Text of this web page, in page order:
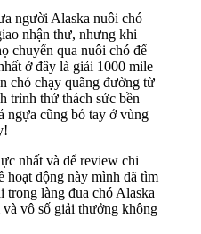
người Alaska nuôi chó
nhận thư, nhưng khi
chuyển qua nuôi chó để
ở đây là giải 1000 mile
chó chạy quãng đường từ
trình thử thách sức bền
ngựa cũng bó tay ở vùng
nhất và để review chi
hoạt động này mình đã tìm
trong làng đua chó Alaska
vô số giải thưởng không